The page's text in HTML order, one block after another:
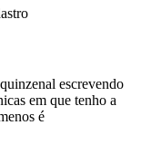
escrevendo
em que tenho a
é